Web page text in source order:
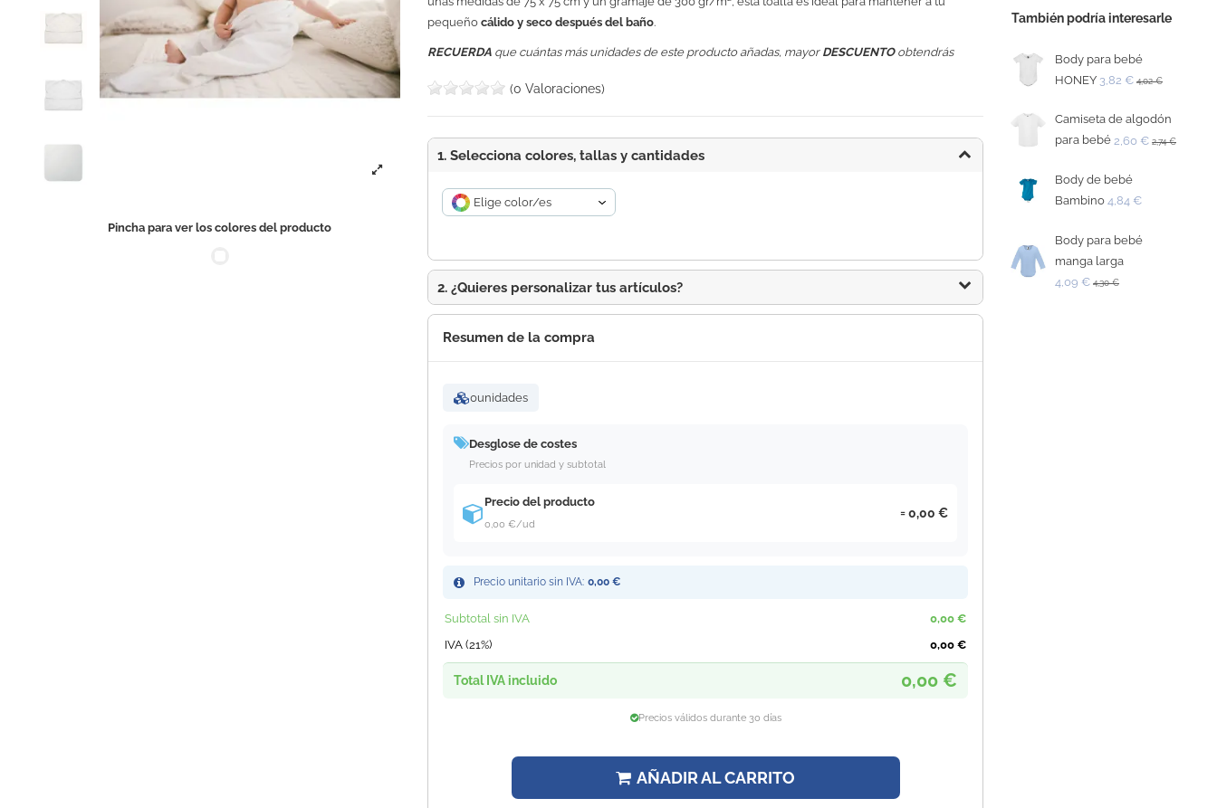
Pincha para ver los colores del producto
pequeñocálido y seco después del baño.
RECUERDA que cuántas más unidades de este producto añadas, mayor DESCUENTOobtendrás
(0 Valoraciones)
1. Selecciona colores, tallas y cantidades
Elige color/es
2. ¿Quieres personalizar tus artículos?
Resumen de la compra
0unidades
Desglose de costes
Precios por unidad y subtotal
Precio del producto
0,00 €/ud
0,00 €
Precio unitario sin IVA: 0,00 €
Subtotal sin IVA
0,00 €
IVA (21%)
0,00 €
Total IVA incluido 0,00 €
Precios válidos durante 30 días
AÑADIR AL CARRITO
También podría interesarle
Body para bebé
HONEY 3,82 € 4,02 €
Camiseta de algodón
para bebé 2,60 € 2,74 €
Body de bebé
Bambino 4,84 €
Body para bebé
manga larga
4,09 € 4,30 €